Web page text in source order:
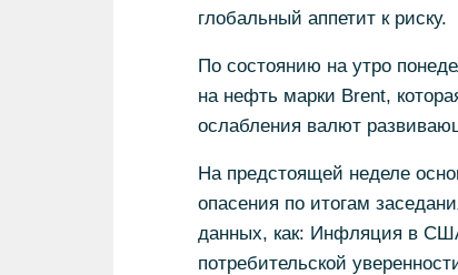
глобальный аппетит к риску.
По состоянию на утро
на нефть марки Brent,
ослабления валют
На предстоящей неделе
опасения по итогам
данных, как: Инфляция в
потребительской